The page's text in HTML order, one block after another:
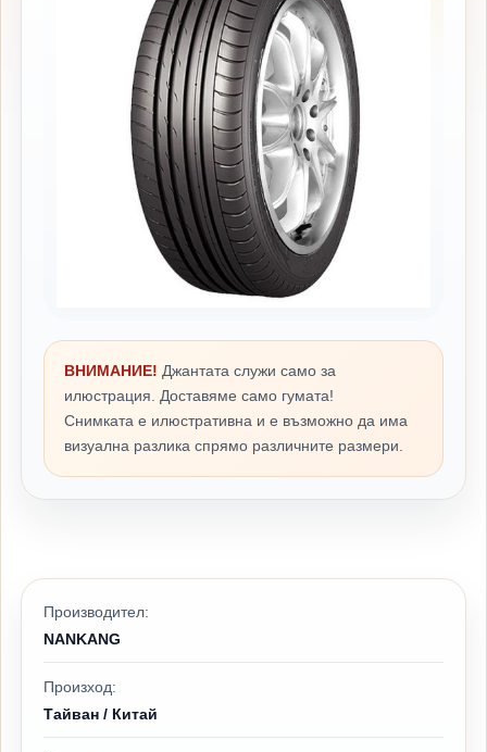
ВНИМАНИЕ! Джантата служи само за
илюстрация. Доставяме само гумата!
Снимката е илюстративна и е възможно да има
визуална разлика спрямо различните размери.
Производител:
NANKANG
Произход:
Тайван / Китай